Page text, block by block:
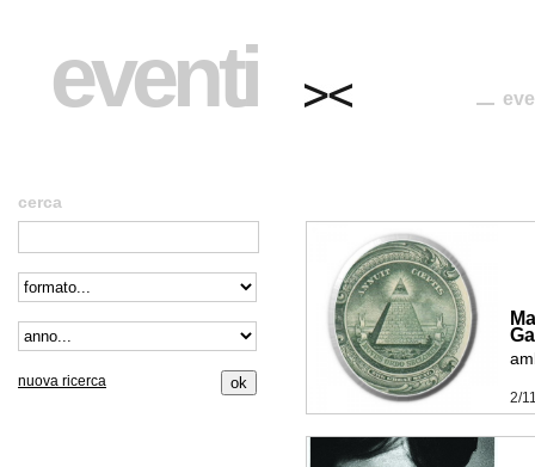
eventi
cerca
nuova ricerca
2/